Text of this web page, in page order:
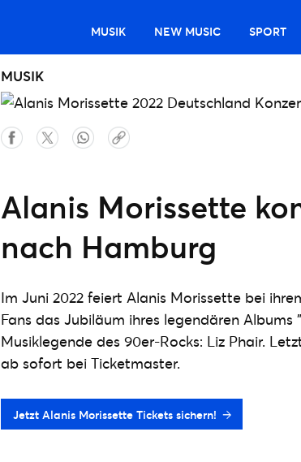
MUSIK NEW MUSIC SPORT
MUSIK
Alanis Morissette
nach Hamburg
Im Juni 2022 feiert Alanis Morissette bei
Fans das Jubiläum ihres legendären
Musiklegende des 90er-Rocks: Liz Phair.
ab sofort bei Ticketmaster.
Jetzt Alanis Morissette Tickets sichern!